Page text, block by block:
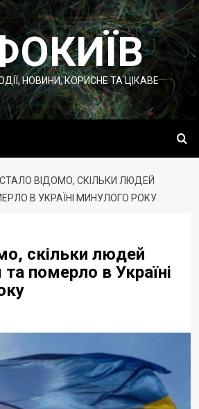
НОВИНИ, КОРИСНЕ ТА ЦІКАВЕ
СТАЛО ВІДОМО, СКІЛЬКИ ЛЮДЕЙ
В УКРАЇНІ МИНУЛОГО РОКУ
скільки людей
померло в Україні